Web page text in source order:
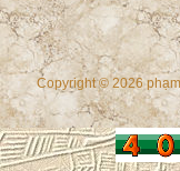
Copyright © 2026